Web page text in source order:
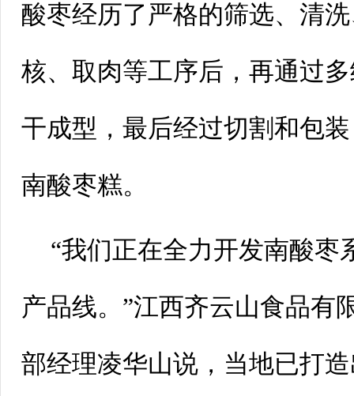
酸枣经历了严格的筛选、清
核、取肉等工序后，再通过
干成型，最后经过切割和包
南酸枣糕。
“我们正在全力开发南酸枣
产品线。”江西齐云山食品有
部经理凌华山说，当地已打